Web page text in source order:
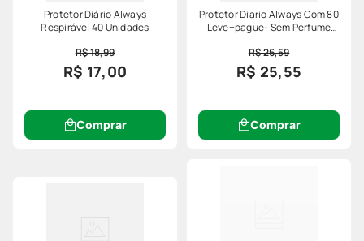
Protetor Diário Always
Respirável 40 Unidades
R$ 18,99
R$ 17,00
Comprar
Protetor Diario Always Com 80
Leve+pague- Sem Perfume
R$ 26,59
R$ 25,55
Comprar